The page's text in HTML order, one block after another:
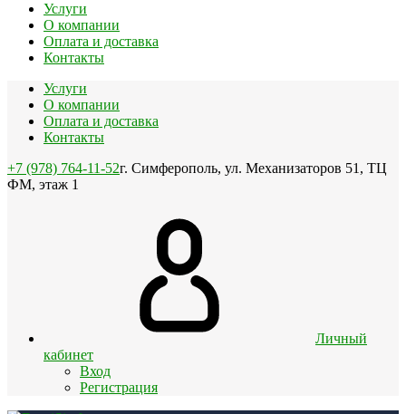
Услуги
О компании
Оплата и доставка
Контакты
Услуги
О компании
Оплата и доставка
Контакты
+7 (978) 764-11-52г. Симферополь, ул. Механизаторов 51, ТЦ
ФМ, этаж 1
Личный
кабинет
Вход
Регистрация